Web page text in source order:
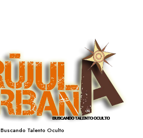
Buscando Talento Oculto